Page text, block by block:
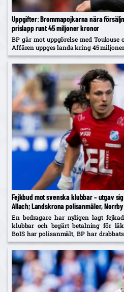
Uppgifter: Brommapojkarna nära
prislapp runt 45 miljoner kronor
BP går mot uppgörelse med Toulouse
Affären uppges landa kring 45
Fejkbud mot svenska klubbar – utgav
Allach; Landskrona polisanmäler,
En bedragare har nyligen lagt
klubbar och begärt betalning för
BoIS har polisanmält, BP har
Spendler innan bluffen avslöjades.